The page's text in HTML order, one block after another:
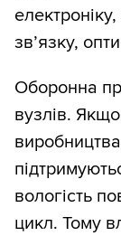
зв’язку,
Оборонна
вузлів.
вологість
цикл. Тому